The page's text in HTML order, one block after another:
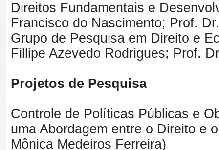
Direitos Fundamentais e
Francisco do Nascimento; Prof.
Grupo de Pesquisa em Direito e
Fillipe Azevedo Rodrigues; Prof.
Projetos de Pesquisa
Controle de Políticas Públicas e
uma Abordagem entre o Direito e
Mônica Medeiros Ferreira)